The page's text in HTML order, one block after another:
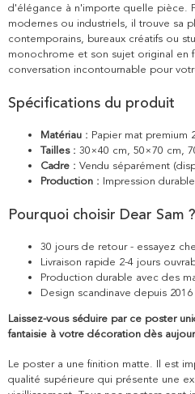
d'élégance à n'importe quelle pièce.
modernes ou industriels, il trouve sa
contemporains, bureaux créatifs ou
monochrome et son sujet original en
conversation incontournable pour
Spécifications du produit
Matériau : Papier mat premium
Tailles : 30×40 cm, 50×70 cm,
Cadre : Vendu séparément
Production : Impression
Pourquoi choisir Dear Sam ?
30 jours de retour - essayez
Livraison rapide 2-4 jours
Production durable avec des
Design scandinave depuis 2016
Laissez-vous séduire par ce poster
fantaisie à votre décoration dès
Le poster a une finition matte. Il est
qualité supérieure qui présente une